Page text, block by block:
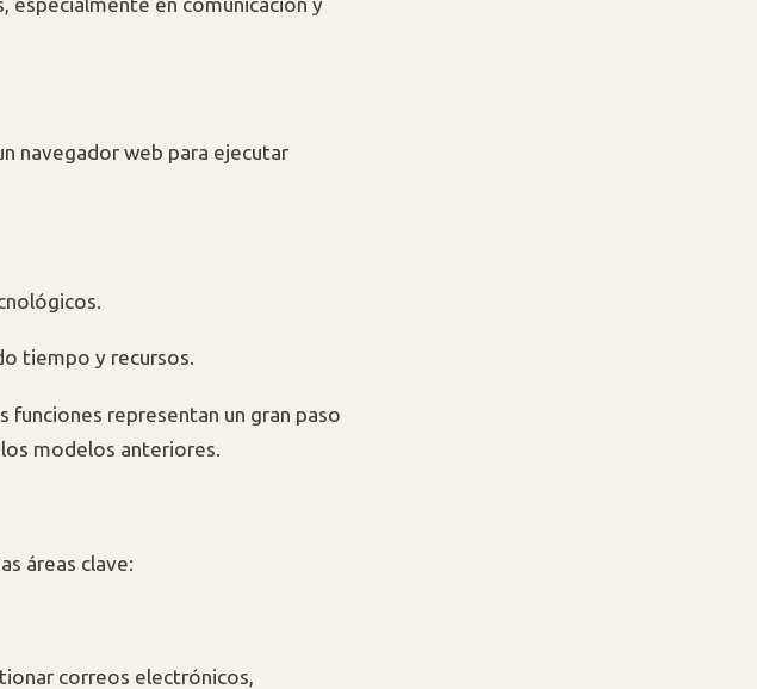
navegador web para ejecutar
tiempo y recursos.
funciones representan un gran paso
modelos anteriores.
áreas clave:
correos electrónicos,